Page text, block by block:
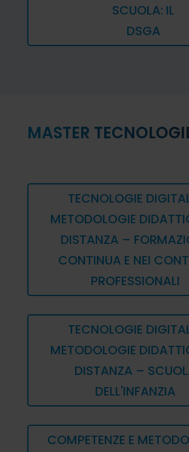
SCUOLA: IL
DSGA
MASTER
TECNOLOGIE
METODOLOGIE
DISTANZA –
CONTINUA E NEI
PROFESSIONALI
TECNOLOGIE
METODOLOGIE
DISTANZA –
DELL'INFANZIA
COMPETENZE E